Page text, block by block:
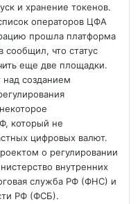
и хранение токенов.
операторов ЦФА
прошла платформа
что статус
еще две площадки.
над созданием
который не
цифровых валют.
о регулировании
внутренних
служба РФ (ФНС) и
РФ (ФСБ).